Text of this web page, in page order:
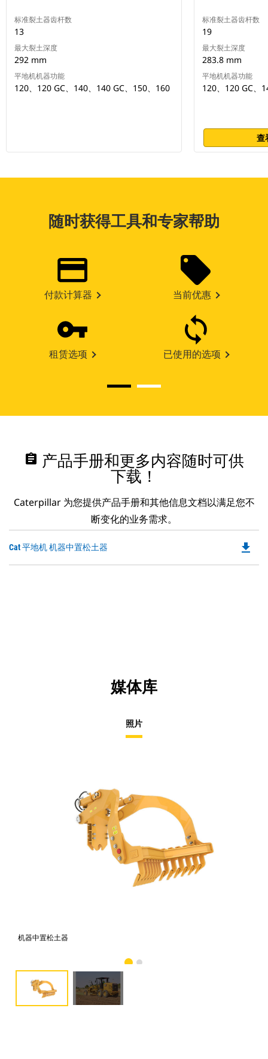
标准裂土器齿杆数
13
最大裂土深度
292 mm
平地机机器功能
120、120 GC、140、140 GC、150、160
标准裂土器齿杆数
19
最大裂土深度
283.8 mm
平地机机器功能
120、120 GC、
查
随时获得工具和专家帮助
付款计算器 当前优惠
租赁选项 已使用的选项
assignment 产品手册和更多内容随时可供
下载！
Caterpillar 为您提供产品手册和其他信息文档以满足您不
断变化的业务需求。
Cat 平地机 机器中置松土器 file_download
媒体库
照片
机器中置松土器